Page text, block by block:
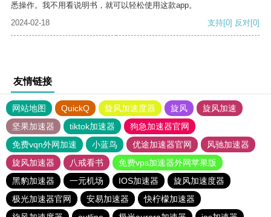
悉操作。我不用看说明书，就可以轻松使用这款app。
2024-02-18
支持[0] 反对[0]
友情链接
网站地图 QuickQ 旋风加速度器 旋风
旋风加速
坚果加速器
tiktok加速器
狗急加速器官网
免费vqn外网加速
小蓝鸟 优途加速器官网
风驰加速器
旋风加速器
八戒看书
免费vps加速器外网苹果版
黑豹加速器
一元机场 IOS加速器
旋风加速度器
极光加速器官网
安易加速器
快柠檬加速器